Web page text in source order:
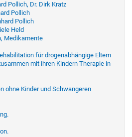
Pollich, Dr. Dirk Kratz
Pollich
Pollich
Held
Medikamente
für drogenabhängige Eltern
mit ihren Kindern Therapie in
ohne Kinder und Schwangeren